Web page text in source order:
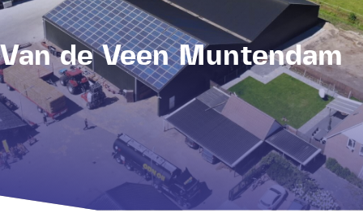
Van de Veen Muntendam